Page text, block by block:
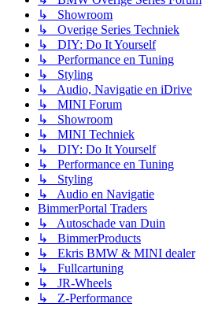
↳ Showroom
↳ Overige Series Techniek
↳ DIY: Do It Yourself
↳ Performance en Tuning
↳ Styling
↳ Audio, Navigatie en iDrive
↳ MINI Forum
↳ Showroom
↳ MINI Techniek
↳ DIY: Do It Yourself
↳ Performance en Tuning
↳ Styling
↳ Audio en Navigatie
BimmerPortal Traders
↳ Autoschade van Duin
↳ BimmerProducts
↳ Ekris BMW & MINI dealer
↳ Fullcartuning
↳ JR-Wheels
↳ Z-Performance